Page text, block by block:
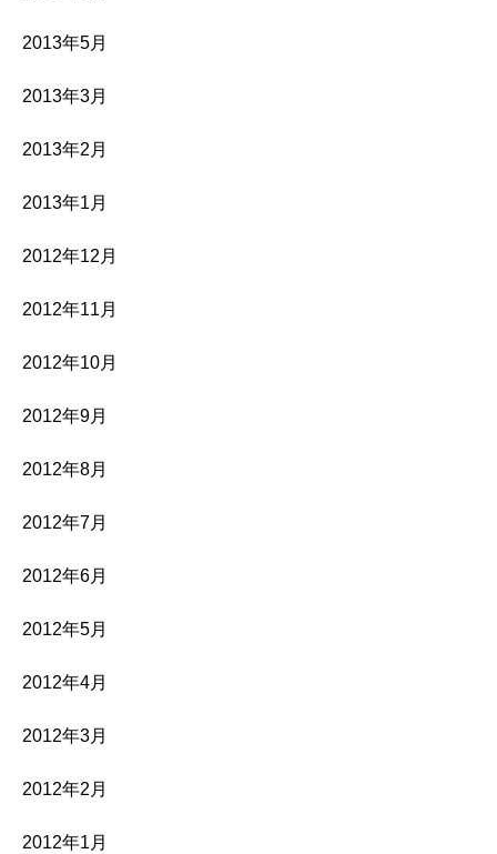
2013年5月
2013年3月
2013年2月
2013年1月
2012年12月
2012年11月
2012年10月
2012年9月
2012年8月
2012年7月
2012年6月
2012年5月
2012年4月
2012年3月
2012年2月
2012年1月